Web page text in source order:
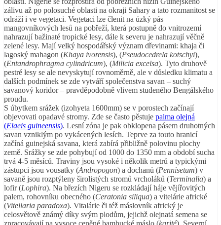
zálivu až po polosuché oblasti na okraji Sahary a tato rozmanitost se
odráží i ve vegetaci. Vegetaci lze členit na úzký pás
mangovníkových lesů na pobřeží, která postupně do vnitrozemí
nahrazují bažinaté tropické lesy, dále k severu je nahrazují věčně
zelené lesy. Mají velký hospodářský význam dřevinami: khaja či
lagoský mahagon (Khaya ivorensis), (Pseudocedrela kotschyi),
(Entandrophragma cylindricum), (Milicia excelsa). Tyto druhově
pestré lesy se ale nevyskytují rovnoměrně, ale v důsledku klimatu a
dalších podmínek se zde vytváří společenstva savan – suchý
savanový koridor – pravděpodobně vlivem studeného Bengálského
proudu.
S úbytkem srážek (izohyeta 1600mm) se v porostech začínají
objevovati opadavé stromy. Zde se často pěstuje palma olejná
(Elaeis guineensis). Lesní zóna je pak obklopena pásem druhotných
savan vzniklým po vykácených lesích. Teprve za touto hranicí
začíná guinejská savana, která zabírá přibližně polovinu plochy
země. Srážky se zde pohybují od 1000 do 1350 mm a období sucha
trvá 4-5 měsíců. Traviny jsou vysoké i několik metrů a typickými
zástupci jsou vousatky (Andropogon) a dochanů (Pennisetum) v
savaně jsou rozptýleny širolistých stromů vrcholáků (Terminalia) a
lofir (Lophira). Na březích Nigeru se rozkládají háje vějířovitých
palem, rohovníku obecného (Ceratonia siliqua) a vitelárie africké
(Vitellaria paradoxa). Vitalárie či též máslovník africký je
celosvětově známý díky svým plodům, jejichž olejnatá semena se
zpracovávají na vysoce ceněné bambucké máslo (karité). Severní